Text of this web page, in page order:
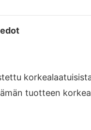
tuotteen